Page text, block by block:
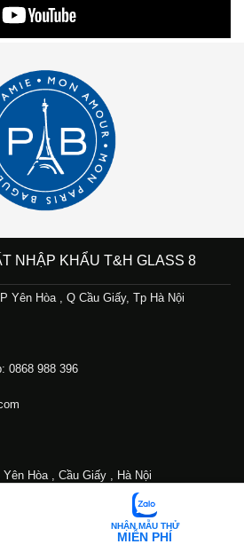
NHẬP KHẨU T&H GLASS 8
Yên Hòa , Q Cầu Giấy, Tp Hà Nội
0868 988 396
Hòa , Cầu Giấy , Hà Nội
Liêm, Hà Nội
0107829199 do Sở KH&ĐT thành phố
NHẬN MẪU THỬ
MIỄN PHÍ